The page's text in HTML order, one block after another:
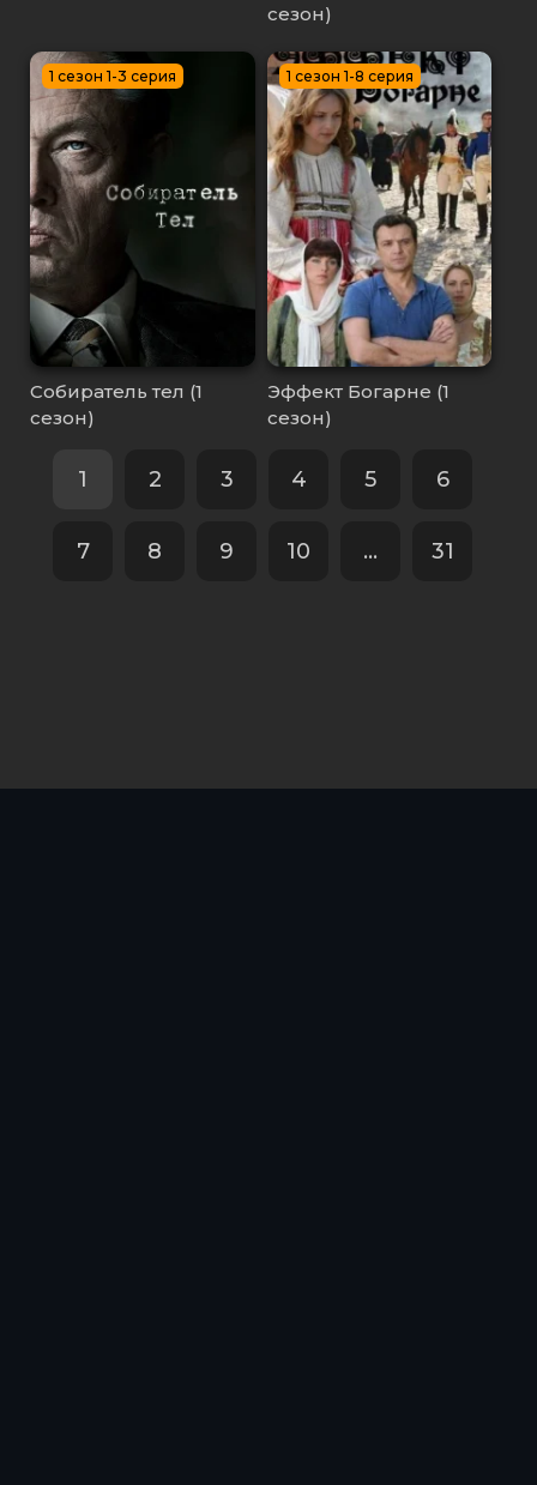
сезон)
1 сезон 1-3 серия
Собиратель тел (1
сезон)
1 сезон 1-8 серия
Эффект Богарне (1
сезон)
1 2 3 4 5 6
7 8 9 10 ... 31